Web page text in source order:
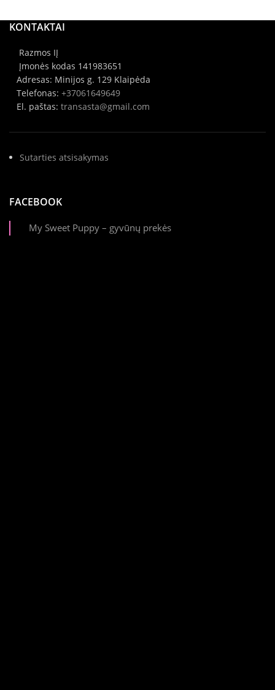
KONTAKTAI
Razmos IĮ
Įmonės kodas 141983651
Adresas: Minijos g. 129 Klaipėda
Telefonas: +37061649649
El. paštas: transasta@gmail.com
Sutarties atsisakymas
FACEBOOK
My Sweet Puppy – gyvūnų prekės